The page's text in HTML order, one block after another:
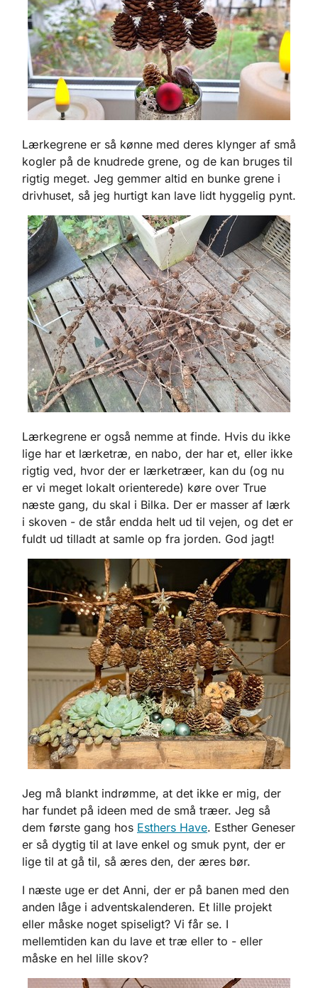
Lærkegrene er så kønne med deres klynger af små
kogler på de knudrede grene, og de kan bruges til
rigtig meget. Jeg gemmer altid en bunke grene i
drivhuset, så jeg hurtigt kan lave lidt hyggelig pynt.
Lærkegrene er også nemme at finde. Hvis du ikke
lige har et lærketræ, en nabo, der har et, eller ikke
rigtig ved, hvor der er lærketræer, kan du (og nu
er vi meget lokalt orienterede) køre over True
næste gang, du skal i Bilka. Der er masser af lærk
i skoven - de står endda helt ud til vejen, og det er
fuldt ud tilladt at samle op fra jorden. God jagt!
Jeg må blankt indrømme, at det ikke er mig, der
har fundet på ideen med de små træer. Jeg så
dem første gang hos Esthers Have. Esther Geneser
er så dygtig til at lave enkel og smuk pynt, der er
lige til at gå til, så æres den, der æres bør.
I næste uge er det Anni, der er på banen med den
anden låge i adventskalenderen. Et lille projekt
eller måske noget spiseligt? Vi får se. I
mellemtiden kan du lave et træ eller to - eller
måske en hel lille skov?